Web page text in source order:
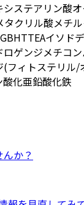
ステアリン酸
タクリル酸メチ
BHTTEAイソド
ロゲンジメチコン
フィトステリル/
酸化亜鉛酸化鉄
か？